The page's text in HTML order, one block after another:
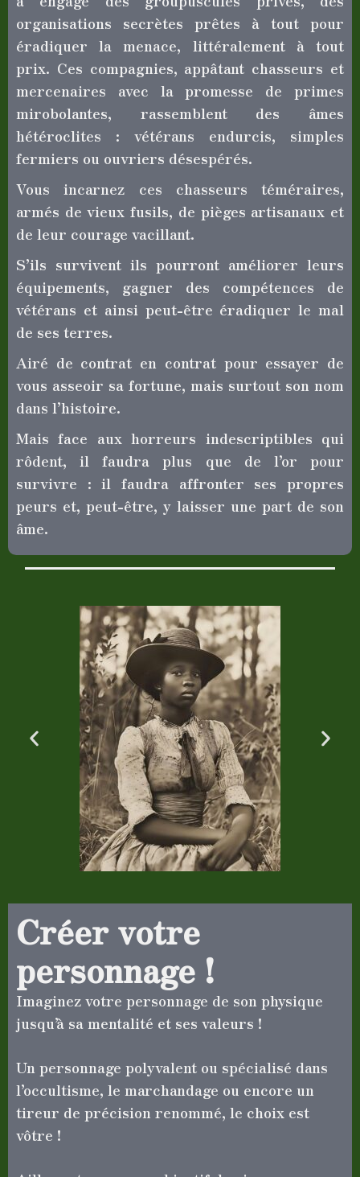
organisations secrètes prêtes à tout pour
éradiquer la menace, littéralement à tout
prix. Ces compagnies, appâtant chasseurs et
mercenaires avec la promesse de primes
mirobolantes, rassemblent des âmes
hétéroclites : vétérans endurcis, simples
fermiers ou ouvriers désespérés.
Vous incarnez ces chasseurs téméraires,
armés de vieux fusils, de pièges artisanaux et
de leur courage vacillant.
S’ils survivent ils pourront améliorer leurs
équipements, gagner des compétences de
vétérans et ainsi peut-être éradiquer le mal
de ses terres.
Airé de contrat en contrat pour essayer de
vous asseoir sa fortune, mais surtout son nom
dans l’histoire.
Mais face aux horreurs indescriptibles qui
rôdent, il faudra plus que de l’or pour
survivre : il faudra affronter ses propres
peurs et, peut-être, y laisser une part de son
âme.
Créer votre
personnage !
Imaginez votre personnage de son physique
jusqu’à sa mentalité et ses valeurs !
Un personnage polyvalent ou spécialisé dans
l’occultisme, le marchandage ou encore un
tireur de précision renommé, le choix est
vôtre !